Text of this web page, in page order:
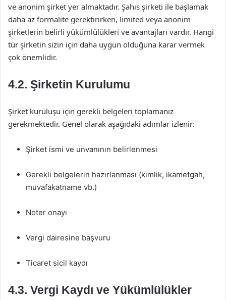
ve anonim şirket yer almaktadır. Şahıs şirketi ile başlamak
daha az formalite gerektirirken, limited veya anonim
şirketlerin belirli yükümlülükleri ve avantajları vardır. Hangi
tür şirketin sizin için daha uygun olduğuna karar vermek
çok önemlidir.
4.2. Şirketin Kurulumu
Şirket kuruluşu için gerekli belgeleri toplamanız
gerekmektedir. Genel olarak aşağıdaki adımlar izlenir:
Şirket ismi ve unvanının belirlenmesi
Gerekli belgelerin hazırlanması (kimlik, ikametgah,
muvafakatname vb.)
Noter onayı
Vergi dairesine başvuru
Ticaret sicil kaydı
4.3. Vergi Kaydı ve Yükümlülükler